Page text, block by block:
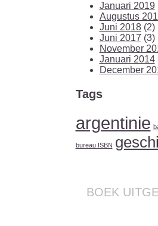
Januari 2019
Augustus
Juni 2018(2)
Juni 2017 (3)
November
Januari 2014
December
Tags
argentinie
bureau ISBN
BOEK